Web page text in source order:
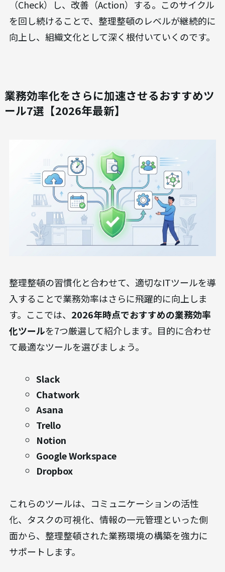
一度決めたルールが永遠に最適とは限りません。
業務内容の変化や新しいツールの導入に合わせ
員で一斉にデスク周りや共有フォルダの整理を行
うとともに、現在のルールが形骸化していないか、
この見直しプロセスは、PDCA（Plan-Do-Check-
Action）サイクルそのものです。ルールを計画
（Plan）し、実行（Do）し、その結果を評価
（Check）し、改善（Action）する。このサイクル
を回し続けることで、整理整頓のレベルが継続的に
向上し、組織文化として深く根付いていくのです。
業務効率化をさらに加速させるおすすめツ
ール7選【2026年最新】
入することで業務効率はさらに飛躍的に向上しま
す。ここでは、2026年時点でおすすめの業務効率
化ツール を7つ厳選して紹介します。目的に合わせ
て最適なツールを選びましょう。